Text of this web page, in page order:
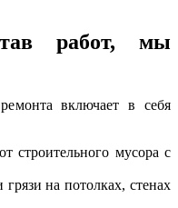
работ, мы
включает в себя
строительного мусора с
на потолках, стенах